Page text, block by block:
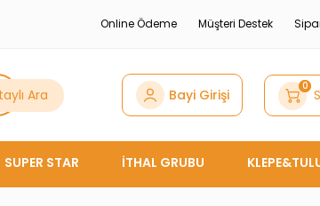
Online Ödeme Müşteri Destek
Ara Bayi Girişi 0
SUPER STAR İTHAL GRUBU